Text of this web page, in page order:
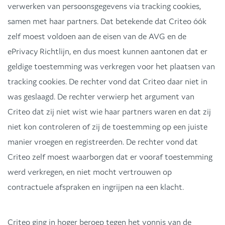
verwerken van persoonsgegevens via tracking cookies,
samen met haar partners. Dat betekende dat Criteo óók
zelf moest voldoen aan de eisen van de AVG en de
ePrivacy Richtlijn, en dus moest kunnen aantonen dat er
geldige toestemming was verkregen voor het plaatsen van
tracking cookies. De rechter vond dat Criteo daar niet in
was geslaagd. De rechter verwierp het argument van
Criteo dat zij niet wist wie haar partners waren en dat zij
niet kon controleren of zij de toestemming op een juiste
manier vroegen en registreerden. De rechter vond dat
Criteo zelf moest waarborgen dat er vooraf toestemming
werd verkregen, en niet mocht vertrouwen op
contractuele afspraken en ingrijpen na een klacht.
Criteo ging in hoger beroep tegen het vonnis van de